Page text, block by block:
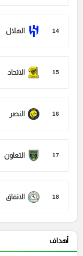
14 الهلال
15 الاتحاد
16 النصر
17 التعاون
18 الاتفاق
أهداف